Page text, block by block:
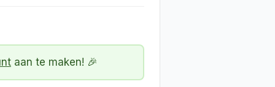
aan te maken! 🎉